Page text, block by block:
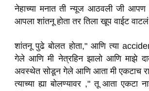
नेहाच्या मनात ती न्यूज आठवली जी आपण
आपला शांतनू होता तर तिला खूप वाईट
शांतनू पुढे बोलत होता," आणि त्या
गेले आणि मी नेत्रहिन झालो आणि माझे
अवस्थेत सोडून गेले आणि आता मी एकटाच
त्याच्या ह्या बोलण्यावर ," तू आता एकटा